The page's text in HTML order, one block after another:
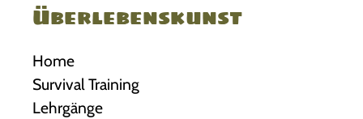
Überlebenskunst
Home
Survival Training
Lehrgänge